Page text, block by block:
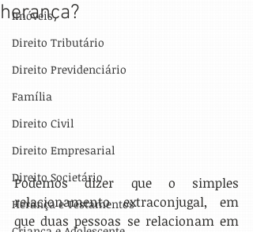
Imóveis
Direito Tributário
Direito Previdenciário
Família
Direito Civil
Direito Empresarial
Direito Societário
Herança e Testamentos
herança?
Podemos dizer que o simples
relacionamento extraconjugal, em
que duas pessoas se relacionam em